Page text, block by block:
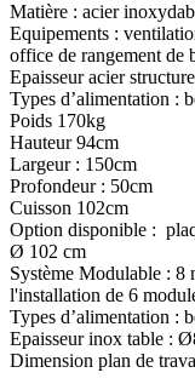
Matière : acier
Equipements :
office de rangement de
Epaisseur acier
Types d’alimentation :
Poids 170kg
Hauteur 94cm
Largeur : 150cm
Profondeur : 50cm
Cuisson 102cm
Option disponible :
Ø 102 cm
Système Modulable : 8
l'installation de 6
Types d’alimentation :
Epaisseur inox table :
Dimension plan de